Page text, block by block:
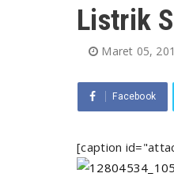
Listrik
Maret 05,
Facebook
[caption